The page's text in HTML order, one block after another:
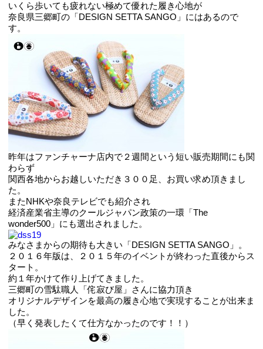
いくら歩いても疲れない極めて優れた履き心地が
奈良県三郷町の「DESIGN SETTA SANGO」にはあるので
す。
昨年はファンチャーナ店内で２週間という短い販売期間にも関
わらず
関西各地からお越しいただき３００足、お買い求め頂きまし
た。
またNHKや奈良テレビでも紹介され
経済産業省主導のクールジャパン政策の一環「The
wonder500」にも選出されました。
みなさまからの期待も大きい「DESIGN SETTA SANGO」。
２０１６年版は、２０１５年のイベントが終わった直後からス
タート。
約１年かけて作り上げてきました。
三郷町の雪駄職人「侘寂び屋」さんに協力頂き
オリジナルデザインを最高の履き心地で実現することが出来ま
した。
（早く発表したくて仕方なかったのです！！）